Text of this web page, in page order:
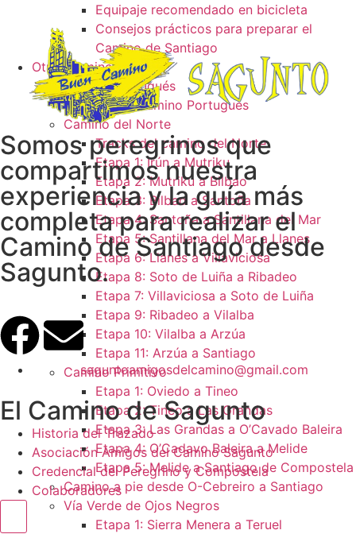
Equipaje recomendado en bicicleta
Consejos prácticos para preparar el
Camino de Santiago
Otros caminos
Camino Portugués
Tracks camino Portugués
Camino del Norte
Tracks del camino del Norte
Etapa 1: Irún a Mutriku
Etapa 2: Mutriku a Bilbao
Etapa 3: Bilbao a Santoña
Etapa 4: Santoña a Santillana del Mar
Etapa 5: Santillana del Mar a Llanes
Etapa 6: Llanes a Villaviciosa
Etapa 8: Soto de Luiña a Ribadeo
Etapa 7: Villaviciosa a Soto de Luiña
Etapa 9: Ribadeo a Vilalba
Etapa 10: Vilalba a Arzúa
Etapa 11: Arzúa a Santiago
Camino Primitivo
Etapa 1: Oviedo a Tineo
Etapa 2: Tineo a Las Grandas
Etapa 3: Las Grandas a O’Cavado Baleira
Etapa 4: O’Cadavo Baleira a Melide
Etapa 5: Melide a Santiago de Compostela
Camino a pie desde O-Cebreiro a Santiago
Vía Verde de Ojos Negros
Etapa 1: Sierra Menera a Teruel
Somos peregrinos que
compartimos nuestra
experiencia y la guía más
completa para realizar el
Camino de Santiago desde
Sagunto.
saguntoamigosdelcamino@gmail.com
El Camino de Sagunto
Historia del Trazado
Asociación Amigos del Camino Sagunto
Credencial del Peregrino y Compostela
Colaboradores
Menú conmutador hamburguesa